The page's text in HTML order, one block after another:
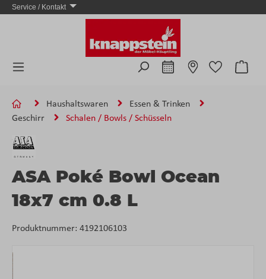
Zum Hauptinhalt springen
Service / Kontakt
Haushaltswaren
Essen & Trinken
Geschirr
Schalen / Bowls / Schüsseln
Bildergalerie überspringen
ASA Poké Bowl Ocean
18x7 cm 0.8 L
Produktnummer: 4192106103